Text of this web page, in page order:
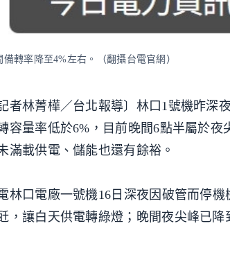
備轉率降至4%左右。（翻攝台電官網）
記者林菁樺／台北報導〕林口1號機昨深
容量率低於6%，目前晚間6點半屬於
滿載供電、儲能也還有餘裕。
林口電廠一號機16日深夜因破管而停
，讓白天供電轉綠燈；晚間夜尖峰已